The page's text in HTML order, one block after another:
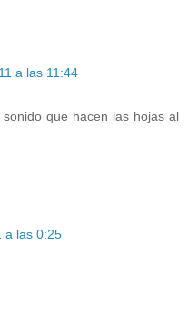
a las 11:44
que hacen las hojas al
a las 0:25